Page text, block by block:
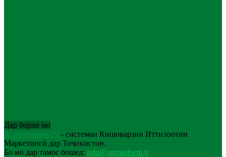
Дар бораи мо
АгроинформТҶ - системаи Кишоварзии Иттилоотии
Маркетингӣ дар Тоҷикистон.
Бо мо дар тамос бошед: info@agroinform.tj